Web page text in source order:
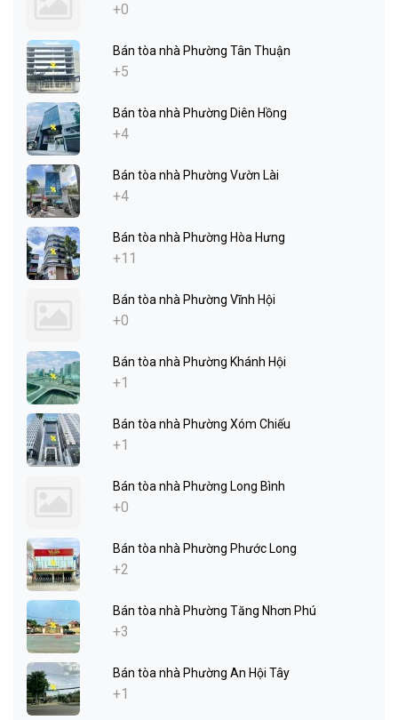
+0
Bán tòa nhà Phường Tân Thuận
+5
Bán tòa nhà Phường Diên Hồng
+4
Bán tòa nhà Phường Vườn Lài
+4
Bán tòa nhà Phường Hòa Hưng
+11
Bán tòa nhà Phường Vĩnh Hội
+0
Bán tòa nhà Phường Khánh Hội
+1
Bán tòa nhà Phường Xóm Chiếu
+1
Bán tòa nhà Phường Long Bình
+0
Bán tòa nhà Phường Phước Long
+2
Bán tòa nhà Phường Tăng Nhơn Phú
+3
Bán tòa nhà Phường An Hội Tây
+1